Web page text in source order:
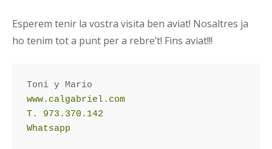
Esperem tenir la vostra visita ben aviat! Nosaltres ja
ho tenim tot a punt per a rebre’t! Fins aviat!!!
www.calgabriel.com
T. 973.370.142
Whatsapp